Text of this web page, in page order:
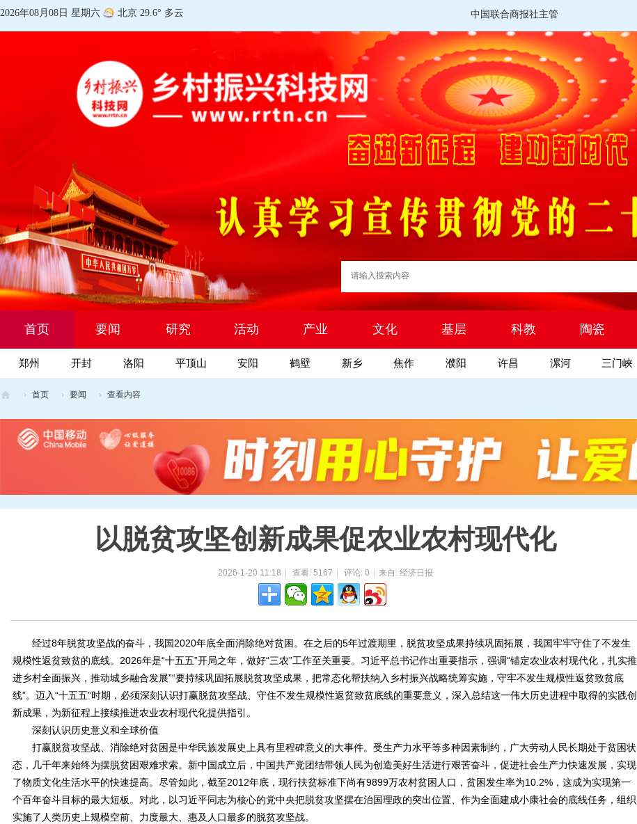
中国联合商报社主管
首页
Portal
要闻 研究
院
活动 产业 文化 基层 科教 陶瓷
郑州 开封 洛阳 平顶山 安阳 鹤壁 新乡 焦作 濮阳 许昌 漯河 三门峡
科
› 首页 › 要闻 › 查看内容
以脱贫攻坚创新成果促农业农村现代化
2026-1-20 11:18 查看: 5167 评论: 0 来自: 经济日报
经过8年脱贫攻坚战的奋斗，我国2020年底全面消除绝对贫困。在之后的5年过渡期里，脱贫攻坚成果持续巩固拓展，我国牢牢守住了不发生
规模性返贫致贫的底线。2026年是“十五五”开局之年，做好“三农”工作至关重要。习近平总书记作出重要指示，强调“锚定农业农村现代化，扎实推
进乡村全面振兴，推动城乡融合发展”“要持续巩固拓展脱贫攻坚成果，把常态化帮扶纳入乡村振兴战略统筹实施，守牢不发生规模性返贫致贫底
线”。迈入“十五五”时期，必须深刻认识打赢脱贫攻坚战、守住不发生规模性返贫致贫底线的重要意义，深入总结这一伟大历史进程中取得的实践创
新成果，为新征程上接续推进农业农村现代化提供指引。
深刻认识历史意义和全球价值
打赢脱贫攻坚战、消除绝对贫困是中华民族发展史上具有里程碑意义的大事件。受生产力水平等多种因素制约，广大劳动人民长期处于贫困状
态，几千年来始终为摆脱贫困艰难求索。新中国成立后，中国共产党团结带领人民为创造美好生活进行艰苦奋斗，促进社会生产力快速发展，实现
了物质文化生活水平的快速提高。尽管如此，截至2012年底，现行扶贫标准下尚有9899万农村贫困人口，贫困发生率为10.2%，这成为实现第一
个百年奋斗目标的最大短板。对此，以习近平同志为核心的党中央把脱贫攻坚摆在治国理政的突出位置、作为全面建成小康社会的底线任务，组织
实施了人类历史上规模空前、力度最大、惠及人口最多的脱贫攻坚战。